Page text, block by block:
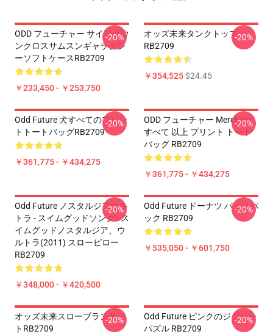
ODD フューチャー サイドダウ
ンクロスサムスンギャラクシ
ーソフトケースRB2709
￥233,450 - ￥253,750
-20%
オッズ未来タンクトップ
RB2709
￥354,525$24.45
-20%
Odd Future 犬すべてのプリン
トトートバッグRB2709
￥361,775 - ￥434,275
-20%
ODD フューチャー Merchant
すべて 以上 プリント トート
バッグ RB2709
￥361,775 - ￥434,275
-20%
Odd Future ノスタルジアウル
トラ - スイムグッドソング - ス
イムグッドノスタルジア、ウ
ルトラ(2011) スローピロー
RB2709
￥348,000 - ￥420,500
-20%
Odd Future ドーナツ バックパ
ック RB2709
￥535,050 - ￥601,750
-20%
オッズ未来スローブランケッ
トRB2709
-20%
Odd Future ピンクのジグソー
パズル RB2709
-20%